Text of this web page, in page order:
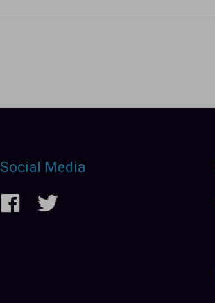
Social Media